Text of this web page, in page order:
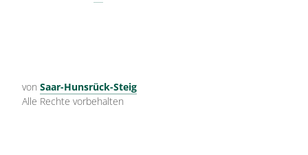
von Saar-Hunsrück-Steig
Alle Rechte vorbehalten